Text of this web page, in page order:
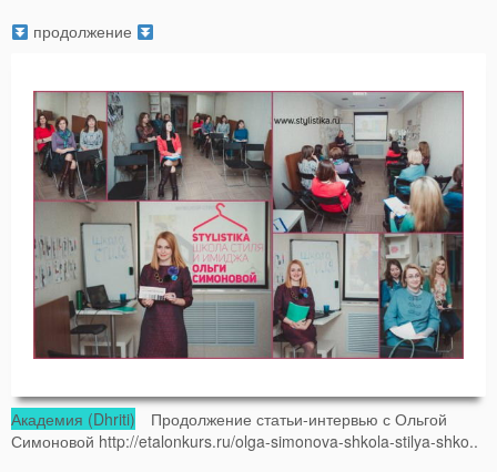
продолжение
Академия (Dhriti) Продолжение статьи-интервью с Ольгой
Симоновой http://etalonkurs.ru/olga-simonova-shkola-stilya-shko..